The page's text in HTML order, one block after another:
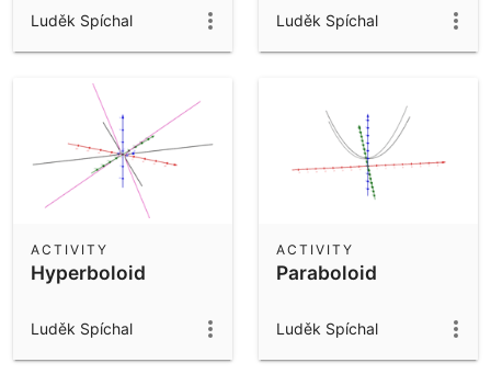
Luděk Spíchal Luděk Spíchal
Hyperboloid
ACTIVITY
Luděk Spíchal
Paraboloid
ACTIVITY
Luděk Spíchal